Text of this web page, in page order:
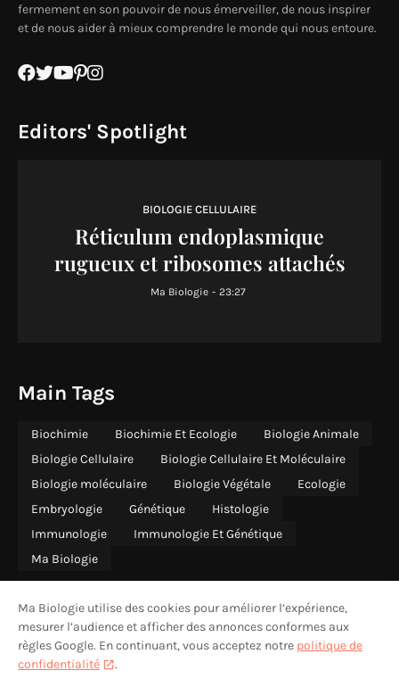
fermement en son pouvoir de nous émerveiller, de nous inspirer
et de nous aider à mieux comprendre le monde qui nous entoure.
Editors' Spotlight
BIOLOGIE CELLULAIRE
Réticulum endoplasmique
rugueux et ribosomes attachés
Ma Biologie - 23:27
Main Tags
Biochimie Biochimie Et Ecologie
Biologie Animale
Biologie Cellulaire
Biologie Cellulaire Et Moléculaire
Biologie moléculaire
Biologie Végétale
Ecologie
Embryologie
Génétique
Histologie
Immunologie
Immunologie Et Génétique
Ma Biologie
ACCUEILQUI SOMMES-NOUSCONTACTCONFIDENTIALITÉ
MENTIONS LÉGALES
Ma Biologie utilise des cookies pour améliorer l’expérience,
mesurer l’audience et afficher des annonces conformes aux
règles Google. En continuant, vous acceptez notre politique de
confidentialité
.